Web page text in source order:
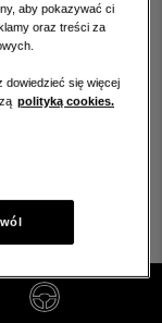
ma
kategorii.
aby pokazywać ci
oraz treści za
dowiedzieć się więcej
polityką cookies.